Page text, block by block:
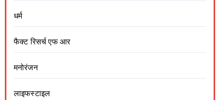
धर्म
फैक्ट रिसर्च एफ आर
मनोरंजन
लाइफस्टाइल